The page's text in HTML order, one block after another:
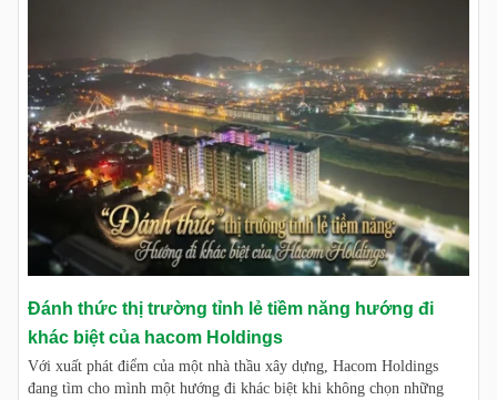
Đánh thức thị trường tỉnh lẻ tiềm năng hướng đi
khác biệt của hacom Holdings
Với xuất phát điểm của một nhà thầu xây dựng, Hacom Holdings
đang tìm cho mình một hướng đi khác biệt khi không chọn những